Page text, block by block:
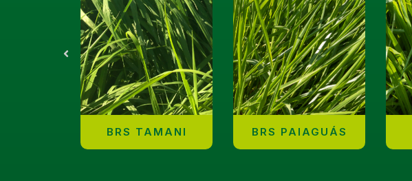
BRS TAMANI BRS PAIAGUÁS